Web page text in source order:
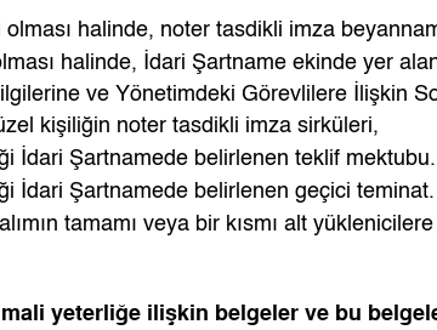
halinde, noter tasdikli imza
halinde, İdari Şartname ekinde yer
ve Yönetimdeki Görevlilere İlişkin
kişiliğin noter tasdikli imza sirküleri,
İdari Şartnamede belirlenen teklif mektubu.
İdari Şartnamede belirlenen geçici teminat.
tamamı veya bir kısmı alt yüklenicilere
yeterliğe ilişkin belgeler ve bu